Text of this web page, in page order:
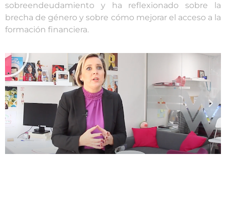
sobreendeudamiento y ha reflexionado sobre la
brecha de género y sobre cómo mejorar el acceso a la
formación financiera.